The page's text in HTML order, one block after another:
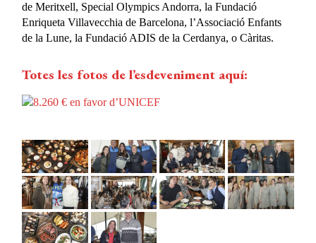
de Meritxell, Special Olympics Andorra, la Fundació
Enriqueta Villavecchia de Barcelona, l’Associació Enfants
de la Lune, la Fundació ADIS de la Cerdanya, o Càritas.
Totes les fotos de l’esdeveniment aquí: